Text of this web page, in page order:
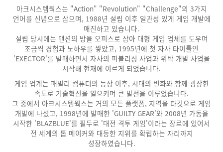
아크시스템웍스는 "Action" "Revolution" "Challenge"의 3가지
언어를 신념으로 삼으며, 1988년 설립 이후 일관성 있게 게임 개발에
매진하고 있습니다.
설립 당시에는 맨션의 방을 오피스로 삼아 대형 게임 업체를 도우며
조금씩 경험과 노하우를 쌓았고, 1995년에 첫 자사 타이틀인
'EXECTOR'를 발매하면서 자사의 퍼블리싱 사업과 위탁 개발 사업을
시작해 현재에 이르게 되었습니다.
게임 업계는 패밀리 컴퓨터의 등장 이후, 시대의 변화와 함께 굉장한
속도로 기술혁신을 일으키며 큰 발전을 이루었습니다.
그 중에서 아크시스템웍스는 거의 모든 플랫폼, 지역을 타깃으로 게임
개발에 나섰고, 1998년에 발매한 'GUILTY GEAR'와 2008년 가동을
시작한 'BLAZBLUE'를 필두로 '대전 격투 게임'이라는 장르에 있어서
전 세계의 톱 메이커와 대등한 지위를 확립하는 자리까지
성장하였습니다.